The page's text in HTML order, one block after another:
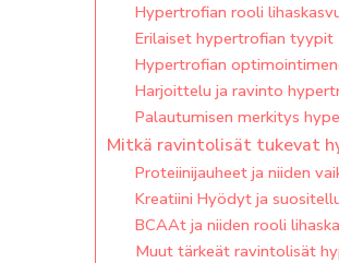
Hypertrofian rooli
Erilaiset hypertrofian tyypit
Hypertrofian
Harjoittelu ja ravinto
Palautumisen merkitys
Mitkä ravintolisät tukevat
Proteiinijauheet ja niiden
Kreatiini Hyödyt ja
BCAAt ja niiden rooli
Muut tärkeät ravintolisät